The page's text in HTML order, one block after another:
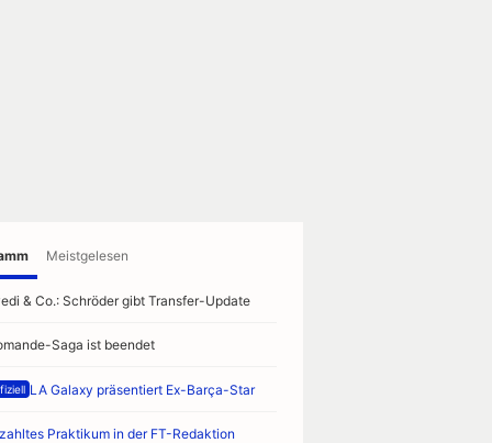
Meistgelesen
& Co.: Schröder gibt Transfer-Update
Saga ist beendet
LA Galaxy präsentiert Ex-Barça-Star
Praktikum in der FT-Redaktion